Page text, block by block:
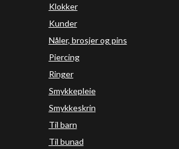
Klokker
Kunder
Nåler, brosjer og pins
Piercing
Ringer
Smykkepleie
Smykkeskrin
Til barn
Til bunad